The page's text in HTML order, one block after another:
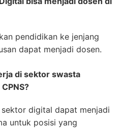
pendidikan ke jenjang
dapat menjadi dosen.
di sektor swasta
digital dapat menjadi
untuk posisi yang